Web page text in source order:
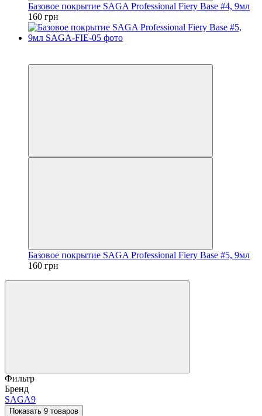
Базовое покрытие SAGA Professional Fiery Base #4, 9мл
160 грн
Базовое покрытие SAGA Professional Fiery Base #5, 9мл
160 грн
Фильтр
Бренд
SAGA9
Показать 9 товаров